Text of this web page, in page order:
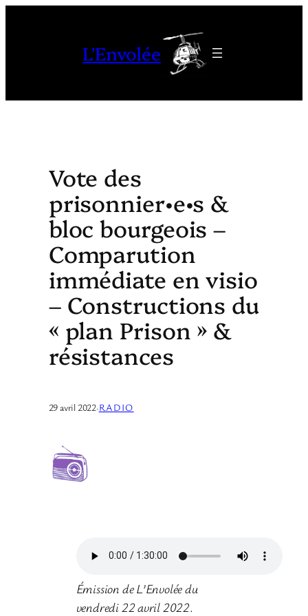
L'Envolée
Vote des
prisonnier•e•s &
bloc bourgeois –
Comparution
immédiate en visio
– Constructions du
« plan Prison » &
résistances
29 avril 2022·RADIO
Émission de L’Envolée du
vendredi 22 avril 2022.